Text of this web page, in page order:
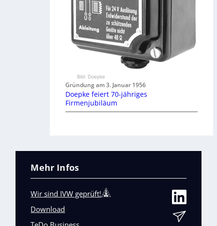
Bild: Doepke
Gründung am 3. Januar 1956
Doepke feiert 70-jähriges
Firmenjubiläum
Mehr Infos
Wir sind IVW geprüft!
Download